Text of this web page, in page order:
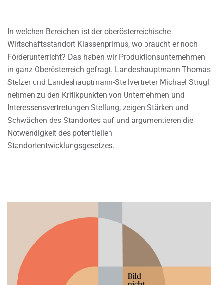
In welchen Bereichen ist der oberösterreichische
Wirtschaftsstandort Klassenprimus, wo braucht er noch
Förderunterricht? Das haben wir Produktionsunternehmen
in ganz Oberösterreich gefragt. Landeshauptmann Thomas
Stelzer und Landeshauptmann-Stellvertreter Michael Strugl
nehmen zu den Kritikpunkten von Unternehmen und
Interessensvertretungen Stellung, zeigen Stärken und
Schwächen des Standortes auf und argumentieren die
Notwendigkeit des potentiellen
Standortentwicklungsgesetzes.